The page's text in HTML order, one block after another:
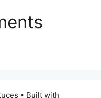
• Built with